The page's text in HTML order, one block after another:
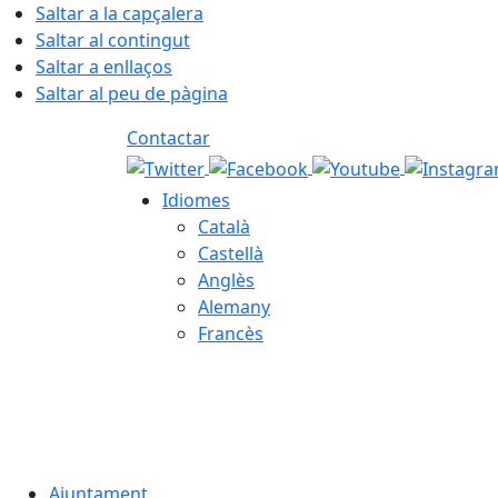
Saltar a la capçalera
Saltar al contingut
Saltar a enllaços
Saltar al peu de pàgina
Contactar
Idiomes
Català
Castellà
Anglès
Alemany
Francès